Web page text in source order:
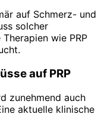
auf Schmerz- und
solcher
wie PRP
auf PRP
zunehmend auch
aktuelle klinische